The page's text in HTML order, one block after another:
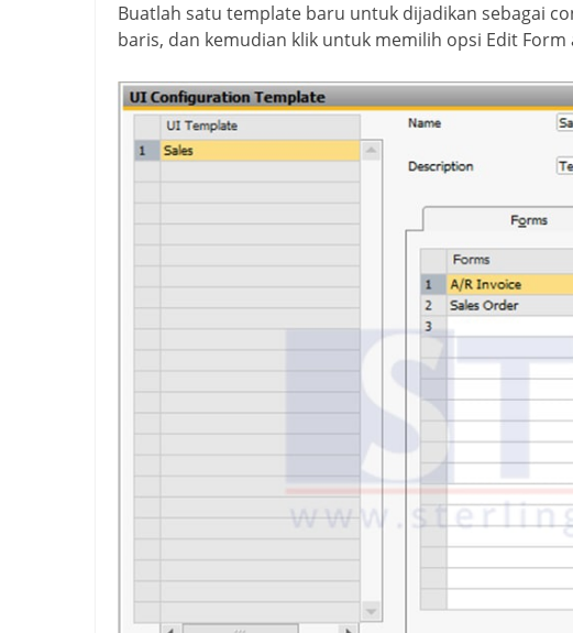
Buatlah satu template baru untuk dijadikan sebagai
baris, dan kemudian klik untuk memilih opsi Edit Form